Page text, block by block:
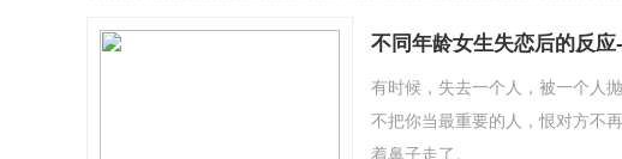
不同年龄女生失恋后的反
有时候，失去一个人，被一个人
不把你当最重要的人，恨对方不
着鼻子走了。